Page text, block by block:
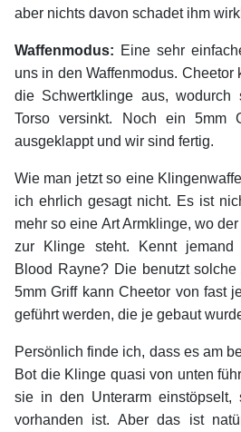
aber nichts davon schadet ihm
Waffenmodus: Eine sehr
uns in den Waffenmodus. Cheetor
die Schwertklinge aus,
Torso versinkt. Noch ein 5mm
ausgeklappt und wir sind fertig.
Wie man jetzt so eine
ich ehrlich gesagt nicht. Es ist
mehr so eine Art Armklinge, wo
zur Klinge steht. Kennt jemand
Blood Rayne? Die benutzt
5mm Griff kann Cheetor von fast
geführt werden, die je gebaut
Persönlich finde ich, dass es am
Bot die Klinge quasi von unten
sie in den Unterarm
vorhanden ist. Aber das ist